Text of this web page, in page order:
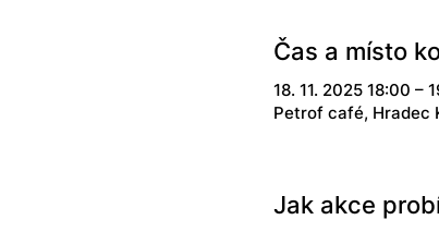
Čas a místo
18. 11. 2025 18:00 –
Petrof café, Hradec
Jak akce